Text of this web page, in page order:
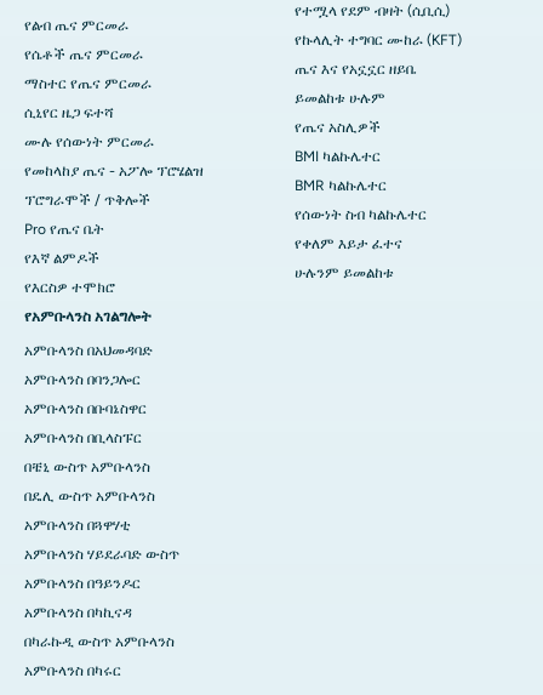
የልብ ጤና ምርመራ
የሴቶች ጤና ምርመራ
ማስተር የጤና ምርመራ
ሲኒየር ዜጋ ፍተሻ
ሙሉ የሰውነት ምርመራ
የመከላከያ ጤና - አፖሎ ፕሮሄልዝ
ፕሮግራሞች / ጥቅሎች
Pro የጤና ቤት
የእኛ ልምዶች
የእርስዎ ተሞክሮ
የአምቡላንስ አገልግሎት
አምቡላንስ በአህመዳባድ
አምቡላንስ በባንጋሎር
አምቡላንስ በቡባኔስዋር
አምቡላንስ በቢላስፑር
በቼኒ ውስጥ አምቡላንስ
በዴሊ ውስጥ አምቡላንስ
አምቡላንስ በጓዋሃቲ
አምቡላንስ ሃይደራባድ ውስጥ
አምቡላንስ በዓይንዶር
አምቡላንስ በካኪናዳ
በካራኩዲ ውስጥ አምቡላንስ
አምቡላንስ በካሩር
የተሟላ የደም ብዛት (ሲቢሲ)
የኩላሊት ተግባር ሙከራ (KFT)
ጤና እና የአኗኗር ዘይቤ
ይመልከቱ ሁሉም
የጤና አስሊዎች
BMI ካልኩሌተር
BMR ካልኩሌተር
የሰውነት ስብ ካልኩሌተር
የቀለም እይታ ፈተና
ሁሉንም ይመልከቱ